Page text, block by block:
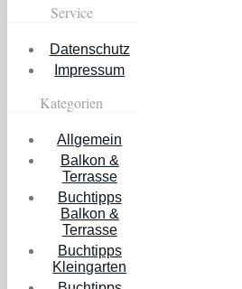
Service
Datenschutz
Impressum
Kategorien
Allgemein
Balkon &
Terrasse
Buchtipps
Balkon &
Terrasse
Buchtipps
Kleingarten